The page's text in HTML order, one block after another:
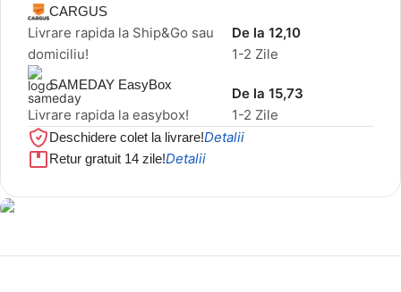
CARGUS
Livrare rapida la Ship&Go sau
domiciliu!
1-2 Zile
De la 12,10
SAMEDAY EasyBox
Livrare rapida la easybox! 1-2 Zile
De la 15,73
Deschidere colet la livrare!Detalii
Retur gratuit 14 zile!Detalii
Cel mai mic preț!